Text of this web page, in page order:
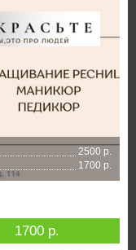
2500 р.
1700 р.
1700 р.